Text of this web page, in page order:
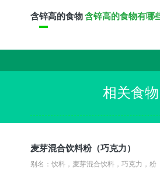
含锌高的食物含锌高的食物有哪
相关食物
麦芽混合饮料粉（巧克力）
别名：饮料，麦芽混合饮料，巧克力，